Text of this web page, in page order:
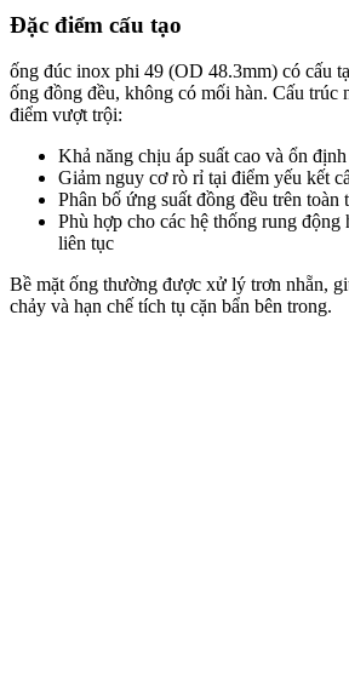
Đặc điểm cấu tạo
ống đúc inox phi 49 (OD 48.3mm) có cấu
ống đồng đều, không có mối hàn. Cấu trúc
điểm vượt trội:
Khả năng chịu áp suất cao và ổn định
Giảm nguy cơ rò rỉ tại điểm yếu kết
Phân bố ứng suất đồng đều trên toàn
Phù hợp cho các hệ thống rung động
liên tục
Bề mặt ống thường được xử lý trơn nhẵn,
chảy và hạn chế tích tụ cặn bẩn bên trong.